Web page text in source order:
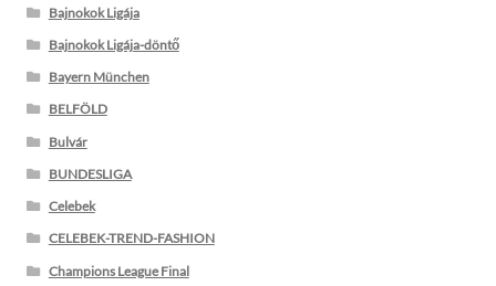
Bajnokok Ligája
Bajnokok Ligája-döntő
Bayern München
BELFÖLD
Bulvár
BUNDESLIGA
Celebek
CELEBEK-TREND-FASHION
Champions League Final